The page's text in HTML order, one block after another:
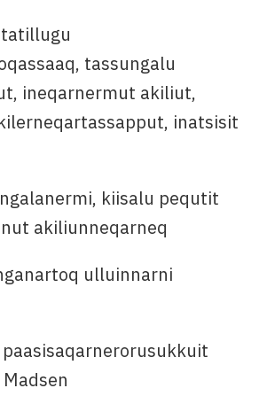
tassungalu
ineqarnermut akiliut,
inatsisit
kiisalu pequtit
akiliunneqarneq
ulluinnarni